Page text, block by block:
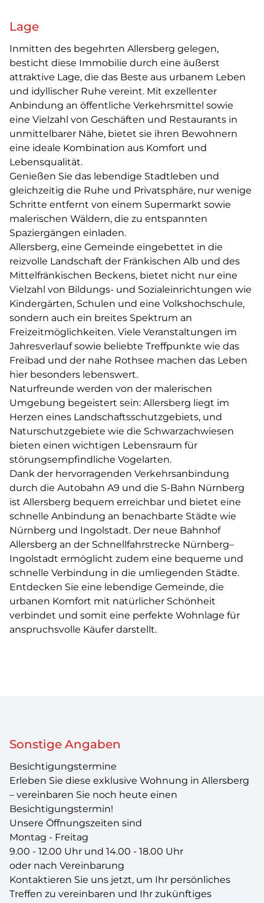
Lage
Inmitten des begehrten Allersberg gelegen,
besticht diese Immobilie durch eine äußerst
attraktive Lage, die das Beste aus urbanem Leben
und idyllischer Ruhe vereint. Mit exzellenter
Anbindung an öffentliche Verkehrsmittel sowie
eine Vielzahl von Geschäften und Restaurants in
unmittelbarer Nähe, bietet sie ihren Bewohnern
eine ideale Kombination aus Komfort und
Lebensqualität.
Genießen Sie das lebendige Stadtleben und
gleichzeitig die Ruhe und Privatsphäre, nur wenige
Schritte entfernt von einem Supermarkt sowie
malerischen Wäldern, die zu entspannten
Spaziergängen einladen.
Allersberg, eine Gemeinde eingebettet in die
reizvolle Landschaft der Fränkischen Alb und des
Mittelfränkischen Beckens, bietet nicht nur eine
Vielzahl von Bildungs- und Sozialeinrichtungen wie
Kindergärten, Schulen und eine Volkshochschule,
sondern auch ein breites Spektrum an
Freizeitmöglichkeiten. Viele Veranstaltungen im
Jahresverlauf sowie beliebte Treffpunkte wie das
Freibad und der nahe Rothsee machen das Leben
hier besonders lebenswert.
Naturfreunde werden von der malerischen
Umgebung begeistert sein: Allersberg liegt im
Herzen eines Landschaftsschutzgebiets, und
Naturschutzgebiete wie die Schwarzachwiesen
bieten einen wichtigen Lebensraum für
störungsempfindliche Vogelarten.
Dank der hervorragenden Verkehrsanbindung
durch die Autobahn A9 und die S-Bahn Nürnberg
ist Allersberg bequem erreichbar und bietet eine
schnelle Anbindung an benachbarte Städte wie
Nürnberg und Ingolstadt. Der neue Bahnhof
Allersberg an der Schnellfahrstrecke Nürnberg–
Ingolstadt ermöglicht zudem eine bequeme und
schnelle Verbindung in die umliegenden Städte.
Entdecken Sie eine lebendige Gemeinde, die
urbanen Komfort mit natürlicher Schönheit
verbindet und somit eine perfekte Wohnlage für
anspruchsvolle Käufer darstellt.
Sonstige Angaben
Besichtigungstermine
Erleben Sie diese exklusive Wohnung in Allersberg
– vereinbaren Sie noch heute einen
Besichtigungstermin!
Unsere Öffnungszeiten sind
Montag - Freitag
9.00 - 12.00 Uhr und 14.00 - 18.00 Uhr
oder nach Vereinbarung
Kontaktieren Sie uns jetzt, um Ihr persönliches
Treffen zu vereinbaren und Ihr zukünftiges